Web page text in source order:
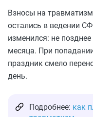
Взносы на
остались в ведении
изменился: не
месяца. При
праздник смело
день.
Подробнее: как